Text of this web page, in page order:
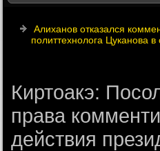
Алиханов отказался
политтехнолога Цуканова
Киртоакэ:
права
действия